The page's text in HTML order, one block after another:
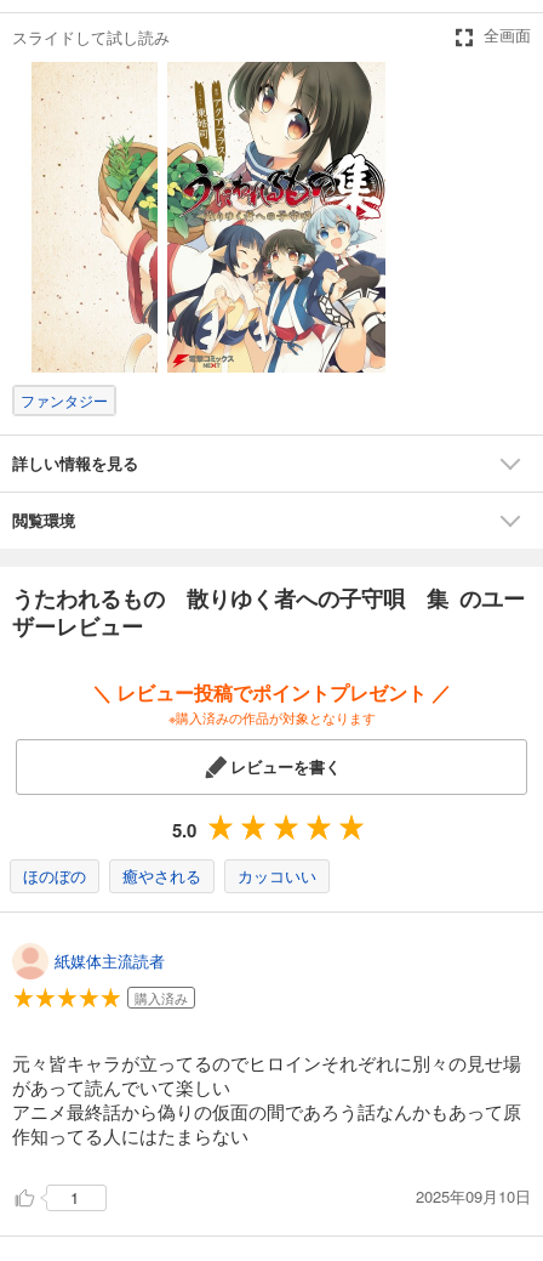
スライドして試し読み 全画面
ファンタジー
詳しい情報を見る
閲覧環境
うたわれるもの 散りゆく者への子守唄 集 のユー
ザーレビュー
＼ レビュー投稿でポイントプレゼント ／
※購入済みの作品が対象となります
レビューを書く
5.0
ほのぼの 癒やされる カッコいい
紙媒体主流読者
購入済み
元々皆キャラが立ってるのでヒロインそれぞれに別々の見せ場
があって読んでいて楽しい
アニメ最終話から偽りの仮面の間であろう話なんかもあって原
作知ってる人にはたまらない
1 2025年09月10日